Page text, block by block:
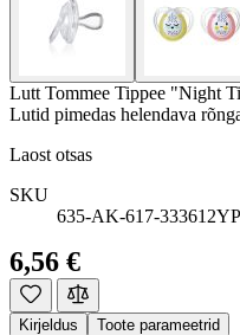
Lutt Tommee Tippee "Night
Lutid pimedas helendava
Laost otsas
SKU
635-AK-617-333612YP
6,56 €
Kirjeldus Toote parameetrid